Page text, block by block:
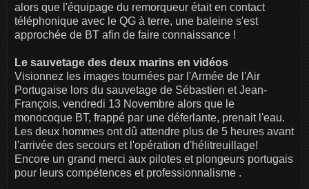
alors que l'équipage du remorqueur était en contact
téléphonique avec le QG à terre, une baleine s'est
approchée de BT afin de faire connaissance !
Le sauvetage des deux marins en vidéos
Visionnez les images tournées par l'Armée de l'Air
Portugaise lors du sauvetage de Sébastien et Jean-
François, vendredi 13 Novembre alors que le
monocoque BT, frappé par une déferlante, prenait l'eau.
Les deux hommes ont dû attendre plus de 5 heures avant
l'arrivée des secours et l'opération d'hélitreuillage!
Encore un grand merci aux pilotes et plongeurs portugais
pour leurs compétences et professionnalisme .